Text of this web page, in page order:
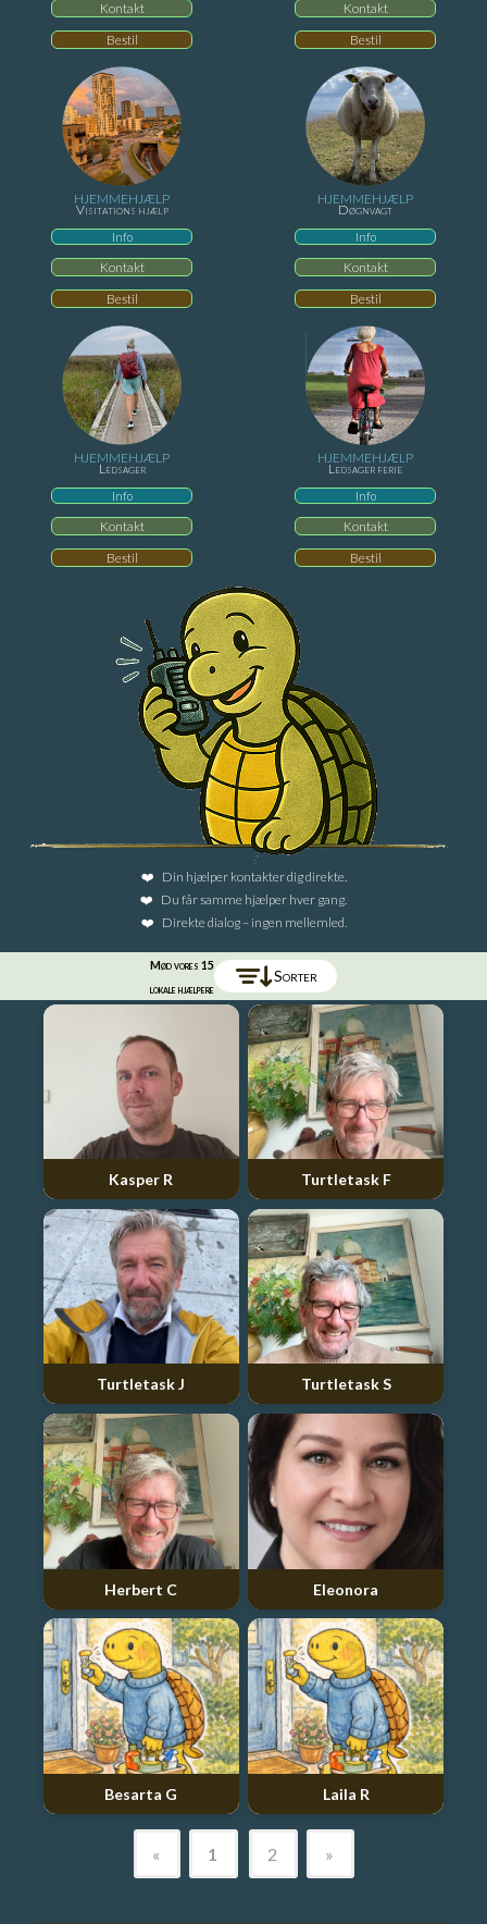
Kontakt
Bestil
Kontakt
Bestil
HJEMMEHJÆLP
Visitations hjælp
Info
Kontakt
Bestil
HJEMMEHJÆLP
Døgnvagt
Info
Kontakt
Bestil
HJEMMEHJÆLP
Ledsager
Info
Kontakt
Bestil
HJEMMEHJÆLP
Ledsager ferie
Info
Kontakt
Bestil
Din hjælper kontakter dig direkte.
Du får samme hjælper hver gang.
Direkte dialog – ingen mellemled.
Mød vores 15
lokale hjælpere
Sorter
Kasper R Turtletask F
Turtletask J Turtletask S
Herbert C Eleonora
Besarta G Laila R
« 1 2 »